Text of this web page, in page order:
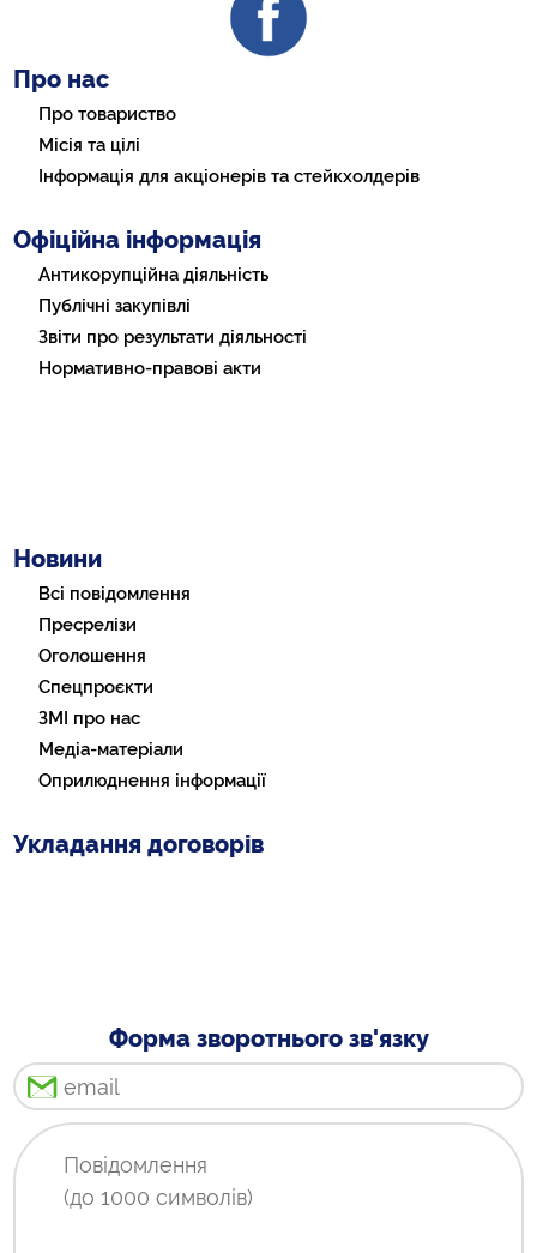
Про нас
Про товариство
Місія та цілі
Інформація для акціонерів та стейкхолдерів
Офіційна інформація
Антикорупційна діяльність
Публічні закупівлі
Звіти про результати діяльності
Нормативно-правові акти
Новини
Всі повідомлення
Пресрелізи
Оголошення
Спецпроєкти
ЗМІ про нас
Медіа-матеріали
Оприлюднення інформації
Укладання договорів
Форма зворотнього зв'язку